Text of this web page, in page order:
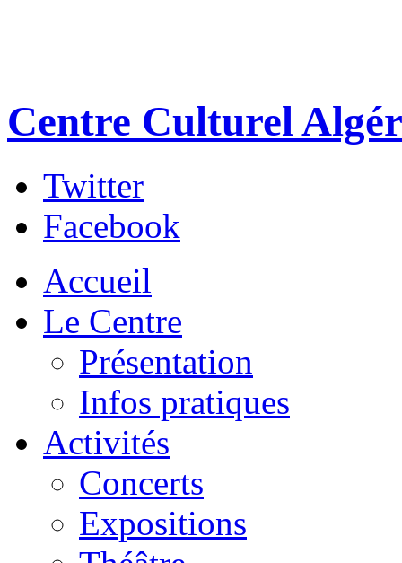
Centre Culturel
Twitter
Facebook
Accueil
Le Centre
Présentation
Infos pratiques
Activités
Concerts
Expositions